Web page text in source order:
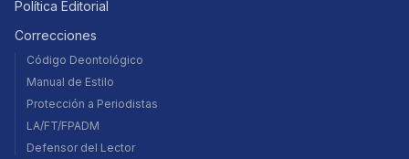
Política Editorial
Correcciones
Código Deontológico
Manual de Estilo
Protección a Periodistas
LA/FT/FPADM
Defensor del Lector